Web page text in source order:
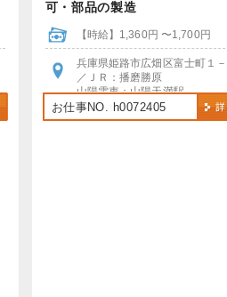
可・部品の製造
【時給】1,360円 〜1,700円
／ＪＲ：播磨勝原
山陽電車：山陽天満駅
＊各駅より無料送迎あり
＊車・バイク・自転車通勤OK
お仕事NO. h0072405